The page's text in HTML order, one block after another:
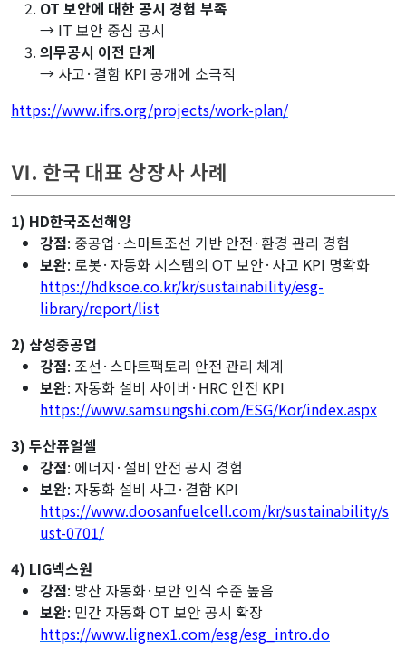
OT 보안에 대한 공시 경험 부족
→ IT 보안 중심 공시
의무공시 이전 단계
→ 사고·결함 KPI 공개에 소극적
https://www.ifrs.org/projects/work-plan/
Ⅵ. 한국 대표 상장사 사례
1) HD한국조선해양
강점: 중공업·스마트조선 기반 안전·환경 관리 경험
보완: 로봇·자동화 시스템의 OT 보안·사고 KPI 명확화
https://hdksoe.co.kr/kr/sustainability/esg-
library/report/list
2) 삼성중공업
강점: 조선·스마트팩토리 안전 관리 체계
보완: 자동화 설비 사이버·HRC 안전 KPI
https://www.samsungshi.com/ESG/Kor/index.aspx
3) 두산퓨얼셀
강점: 에너지·설비 안전 공시 경험
보완: 자동화 설비 사고·결함 KPI
https://www.doosanfuelcell.com/kr/sustainability/s
ust-0701/
4) LIG넥스원
강점: 방산 자동화·보안 인식 수준 높음
보완: 민간 자동화 OT 보안 공시 확장
https://www.lignex1.com/esg/esg_intro.do